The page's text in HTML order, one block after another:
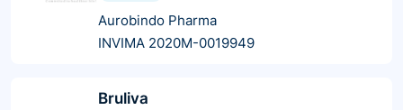
Aurobindo Pharma
INVIMA 2020M-0019949
Bruliva